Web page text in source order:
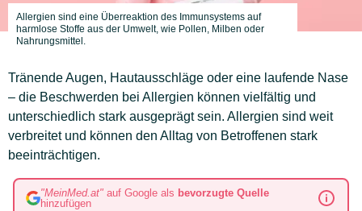
Allergien sind eine Überreaktion des Immunsystems auf
harmlose Stoffe aus der Umwelt, wie Pollen, Milben oder
Nahrungsmittel.
Tränende Augen, Hautausschläge oder eine laufende Nase
– die Beschwerden bei Allergien können vielfältig und
unterschiedlich stark ausgeprägt sein. Allergien sind weit
verbreitet und können den Alltag von Betroffenen stark
beeinträchtigen.
"MeinMed.at" auf Google als bevorzugte Quelle
hinzufügen